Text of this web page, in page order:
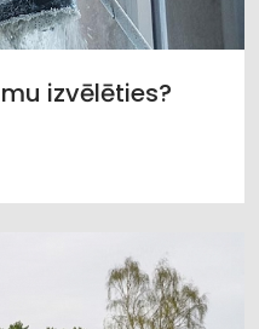
izvēlēties?